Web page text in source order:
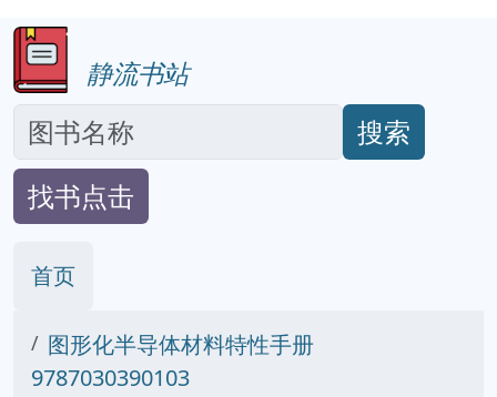
静流书站
搜索
找书点击
首页
图形化半导体材料特性手册
9787030390103